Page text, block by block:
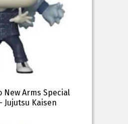
New Arms Special
Jujutsu Kaisen